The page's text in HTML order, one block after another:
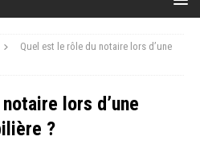
Quel est le rôle du notaire lors d’une
lors d’une
?